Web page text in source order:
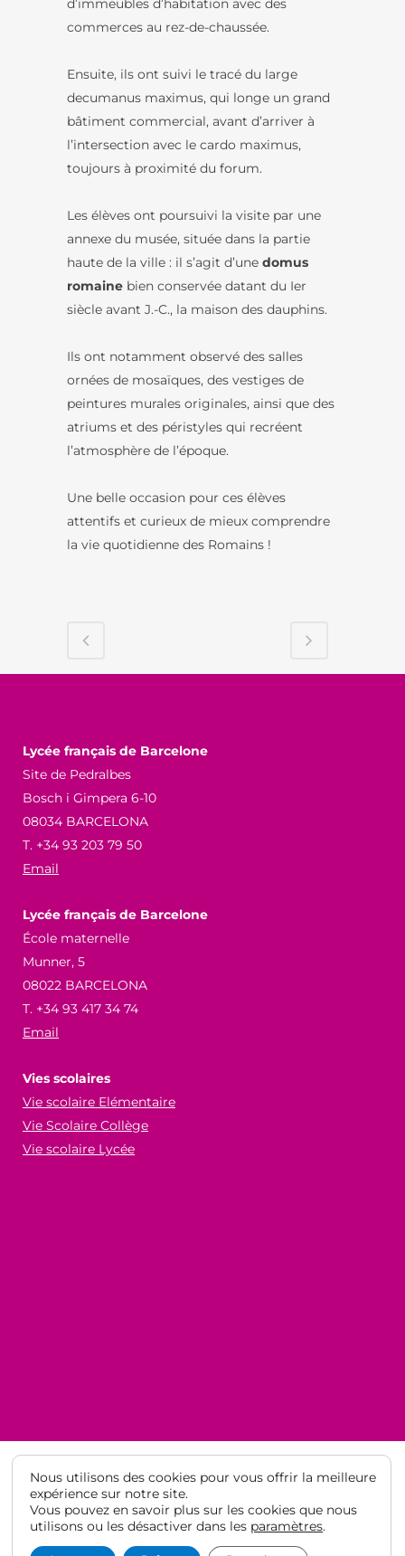
d’immeubles d’habitation avec des
commerces au rez-de-chaussée.
Ensuite, ils ont suivi le tracé du large
decumanus maximus, qui longe un grand
bâtiment commercial, avant d’arriver à
l’intersection avec le cardo maximus,
toujours à proximité du forum.
Les élèves ont poursuivi la visite par une
annexe du musée, située dans la partie
haute de la ville : il s’agit d’une domus
romaine bien conservée datant du Ier
siècle avant J.-C., la maison des dauphins.
Ils ont notamment observé des salles
ornées de mosaïques, des vestiges de
peintures murales originales, ainsi que des
atriums et des péristyles qui recréent
l’atmosphère de l’époque.
Une belle occasion pour ces élèves
attentifs et curieux de mieux comprendre
la vie quotidienne des Romains !
Lycée français de Barcelone
Site de Pedralbes
Bosch i Gimpera 6-10
08034 BARCELONA
T. +34 93 203 79 50
Email
Lycée français de Barcelone
École maternelle
Munner, 5
08022 BARCELONA
T. +34 93 417 34 74
Email
Vies scolaires
Vie scolaire Elémentaire
Vie Scolaire Collège
Vie scolaire Lycée
© Lycée Français de Barcelone 2021· Mentions légales ·
des données
Nous utilisons des cookies pour vous offrir la meilleure
expérience sur notre site.
Vous pouvez en savoir plus sur les cookies que nous
utilisons ou les désactiver dans les paramètres.